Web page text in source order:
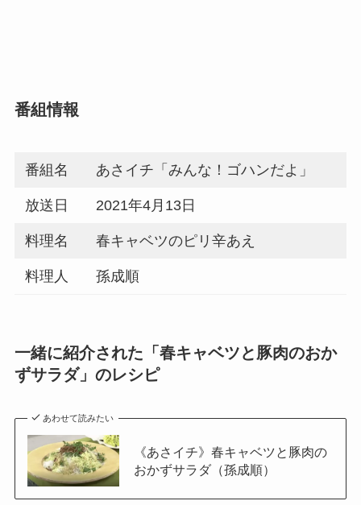
番組情報
番組名 あさイチ「みんな！ゴハンだよ」
放送日 2021年4月13日
料理名 春キャベツのピリ辛あえ
料理人 孫成順
一緒に紹介された「春キャベツと豚肉のおか
ずサラダ」のレシピ
あわせて読みたい
《あさイチ》春キャベツと豚肉の
おかずサラダ（孫成順）